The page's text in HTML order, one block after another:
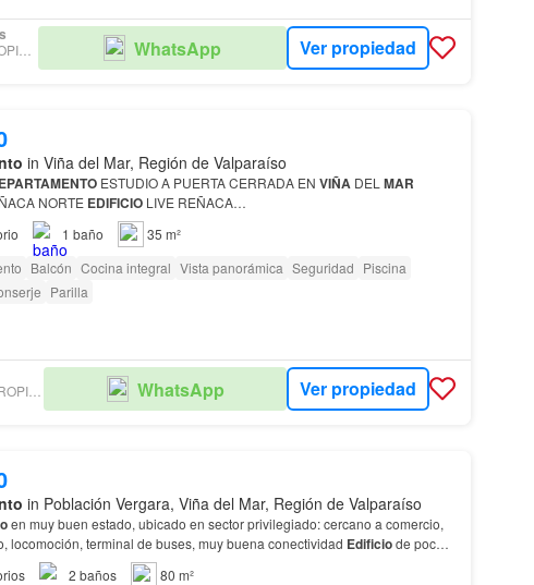
DEMUTH PROPIEDADES WhatsApp Ver propiedad
in Viña del Mar, Región de Valparaíso
ESTUDIO A PUERTA CERRADA EN VIÑA DEL MAR
NORTE EDIFICIOLIVE REÑACA…
1 baño
35 m²
Balcón Cocina integral Vista panorámica Seguridad Piscina
Parilla
AGUSTINA PROPIEDADES WhatsApp Ver propiedad
in Población Vergara, Viña del Mar, Región de Valparaíso
en muy buen estado, ubicado en sector privilegiado: cercano a comercio,
locomoción, terminal de buses, muy buena conectividad Edificiode pocos
en buen estado de mantención,…
2 baños
80 m²